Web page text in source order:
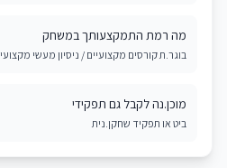
מה רמת התמקצעותך במשחק
בוגר.ת קורסים מקצועיים / ניסיון מעשי מקצועי
מוכן.נה לקבל גם תפקידי
ביט או תפקיד שחקן.נית